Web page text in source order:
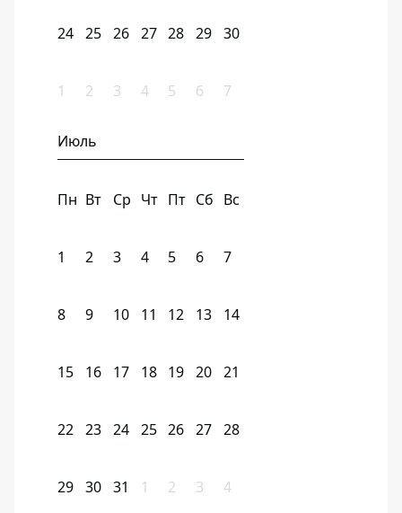
24 25 26 27 28 29 30
1 2 3 4 5 6 7
Июль
Пн Вт Ср Чт Пт Сб Вс
1 2 3 4 5 6 7
8 9 10 11 12 13 14
15 16 17 18 19 20 21
22 23 24 25 26 27 28
29 30 31 1 2 3 4